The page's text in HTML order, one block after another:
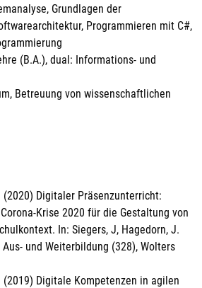
Grundlagen der
Programmieren mit C#,
(B.A.), dual: Informations- und
Betreuung von wissenschaftlichen
(2020) Digitaler Präsenzunterricht:
Krise 2020 für die Gestaltung von
In: Siegers, J, Hagedorn, J.
und Weiterbildung (328), Wolters
(2019) Digitale Kompetenzen in agilen